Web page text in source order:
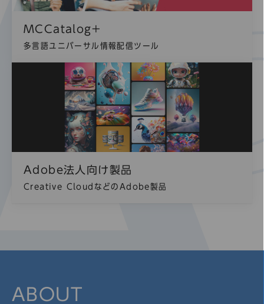
MCCatalog+
多言語ユニバーサル情報配信ツール
Adobe法人向け製品
Creative CloudなどのAdobe製品
ABOUT